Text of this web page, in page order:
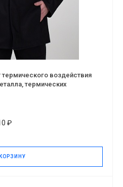
воздействия
термических
₽